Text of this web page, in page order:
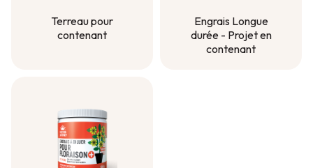
Terreau pour
contenant
Engrais Longue
durée - Projet en
contenant